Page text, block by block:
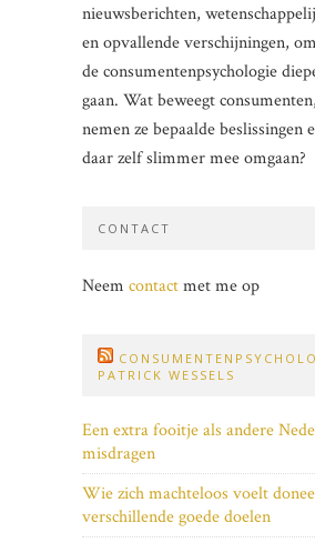
nieuwsberichten,
en opvallende verschijningen,
de consumentenpsychologie
gaan. Wat beweegt
nemen ze bepaalde beslissingen
daar zelf slimmer mee omgaan?
CONTACT
Neem contactmet me op
PATRICK WESSELS
Een extra fooitje als andere
misdragen
Wie zich machteloos voelt
verschillende goede doelen